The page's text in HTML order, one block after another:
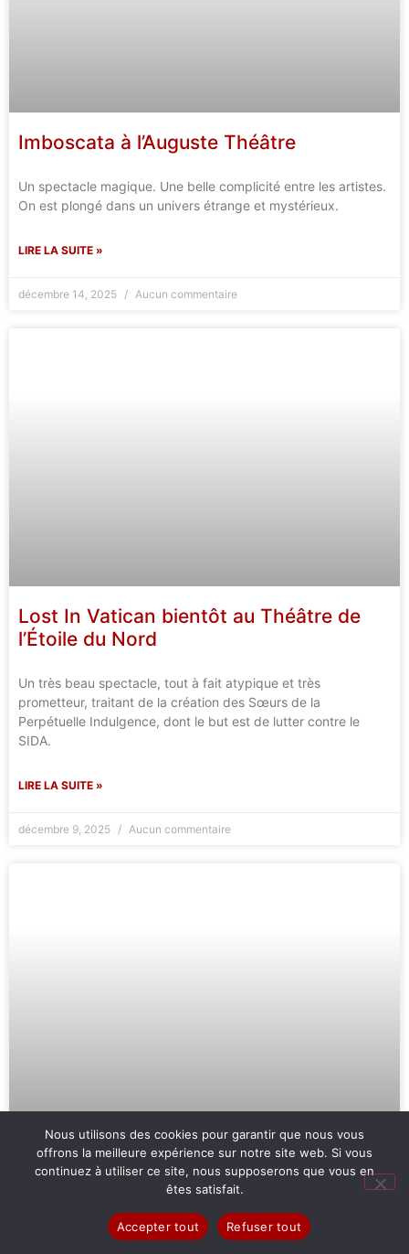
Imboscata à l’Auguste Théâtre
Un spectacle magique. Une belle complicité entre les artistes.
On est plongé dans un univers étrange et mystérieux.
LIRE LA SUITE »
décembre 14, 2025 Aucun commentaire
Lost In Vatican bientôt au Théâtre de
l’Étoile du Nord
Un très beau spectacle, tout à fait atypique et très
prometteur, traitant de la création des Sœurs de la
Perpétuelle Indulgence, dont le but est de lutter contre le
SIDA.
LIRE LA SUITE »
décembre 9, 2025 Aucun commentaire
Tèmpi Tèmtoa au Théâtre du Châtelet
Un spectacle très jeune public d’une qualité inégalée.
Beaucoup de grâce. Un amour des mots. Une interaction avec
les bambins de premier ordre
Nous utilisons des cookies pour garantir que nous vous
offrons la meilleure expérience sur notre site web. Si vous
continuez à utiliser ce site, nous supposerons que vous en
êtes satisfait.
Accepter tout Refuser tout